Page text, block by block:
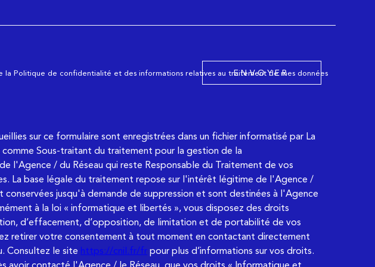
la Politique de confidentialité et des informations relatives au traitement de mes données
ENVOYER
sur ce formulaire sont enregistrées dans un fichier informatisé par La
comme Sous-traitant du traitement pour la gestion de la
l'Agence / du Réseau qui reste Responsable du Traitement de vos
La base légale du traitement repose sur l'intérêt légitime de l'Agence /
conservées jusqu'à demande de suppression et sont destinées à l'Agence
à la loi « informatique et libertés », vous disposez des droits
d’effacement, d’opposition, de limitation et de portabilité de vos
retirer votre consentement à tout moment en contactant directement
Consultez le site https://cnil.fr/fr pour plus d’informations sur vos droits.